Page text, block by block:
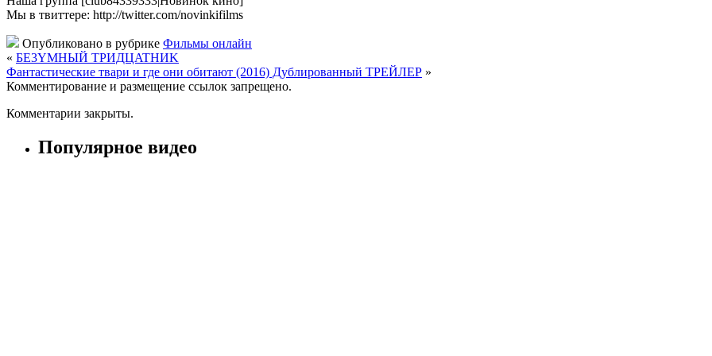
Мы в твиттере: http://twitter.com/novinkifilms
Опубликовано в рубрике Фильмы онлайн
« БE3YMHЫЙ TPИДЦATHИK
Фантастические твари и где они обитают (2016) Дублированный ТРЕЙЛЕР »
Комментирование и размещение ссылок запрещено.
Комментарии закрыты.
Популярное видео